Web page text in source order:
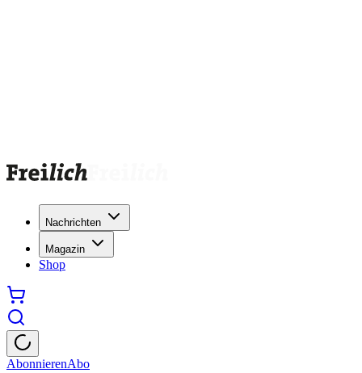
Nachrichten
Magazin
Shop
AbonnierenAbo